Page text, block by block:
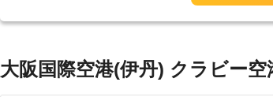
大阪国際空港(伊丹) クラビー空